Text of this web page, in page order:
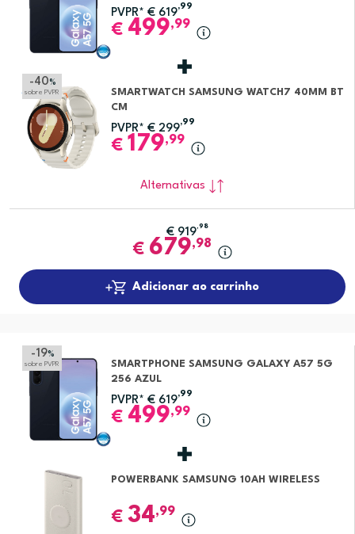
PVPR* € 619
,99
€ 499,99
-40 %
sobre PVPR
SMARTWATCH SAMSUNG WATCH7 40MM BT
CM
PVPR* € 299
,99
€ 179,99
Alternativas
€ 919,98
€ 679,98
Adicionar ao carrinho
-19%
sobre PVPR
SMARTPHONE SAMSUNG GALAXY A57 5G
256 AZUL
PVPR* € 619
,99
€ 499,99
POWERBANK SAMSUNG 10AH WIRELESS
€ 34,99